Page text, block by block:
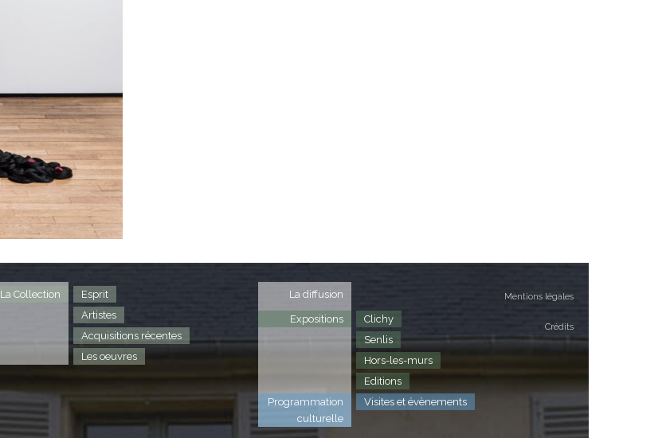
Mentions légales
Crédits
La Collection
Esprit
Artistes
Acquisitions récentes
Les oeuvres
La diffusion
Expositions
Clichy
Senlis
Hors-les-murs
Editions
Programmation
culturelle
Visites et évènements